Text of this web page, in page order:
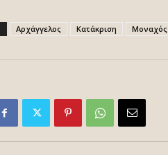
Αρχάγγελος Κατάκριση Μοναχός